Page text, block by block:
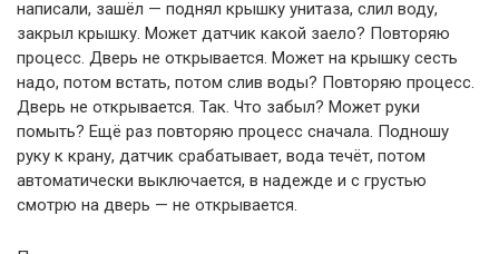
написали, зашёл — поднял крышку унитаза, слил воду,
закрыл крышку. Может датчик какой заело? Повторяю
процесс. Дверь не открывается. Может на крышку сесть
надо, потом встать, потом слив воды? Повторяю процесс.
Дверь не открывается. Так. Что забыл? Может руки
помыть? Ещё раз повторяю процесс сначала. Подношу
руку к крану, датчик срабатывает, вода течёт, потом
автоматически выключается, в надежде и с грустью
смотрю на дверь — не открывается.